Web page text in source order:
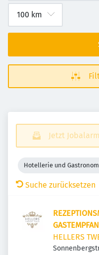
Jetzt
Hotellerie und
Suche zurücksetzen
HELLERS